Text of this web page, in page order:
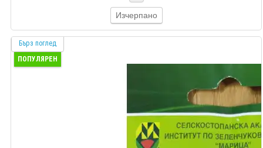
Изчерпано
Бърз поглед
ПОПУЛЯРЕН